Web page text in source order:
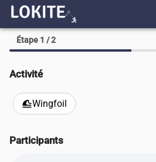
Étape 1 / 2
Activité
tsunamiWingfoil
Participants